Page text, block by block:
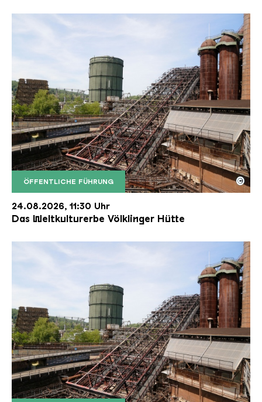
ÖFFENTLICHE FÜHRUNG
Der Erzschrägaufzug der Völklinger Hütte mit
Copyright: Weltkulturerbe Völklinger Hütte | Karl
©
24.08.2026, 11:30 Uhr
Das Weltkulturerbe Völklinger Hütte